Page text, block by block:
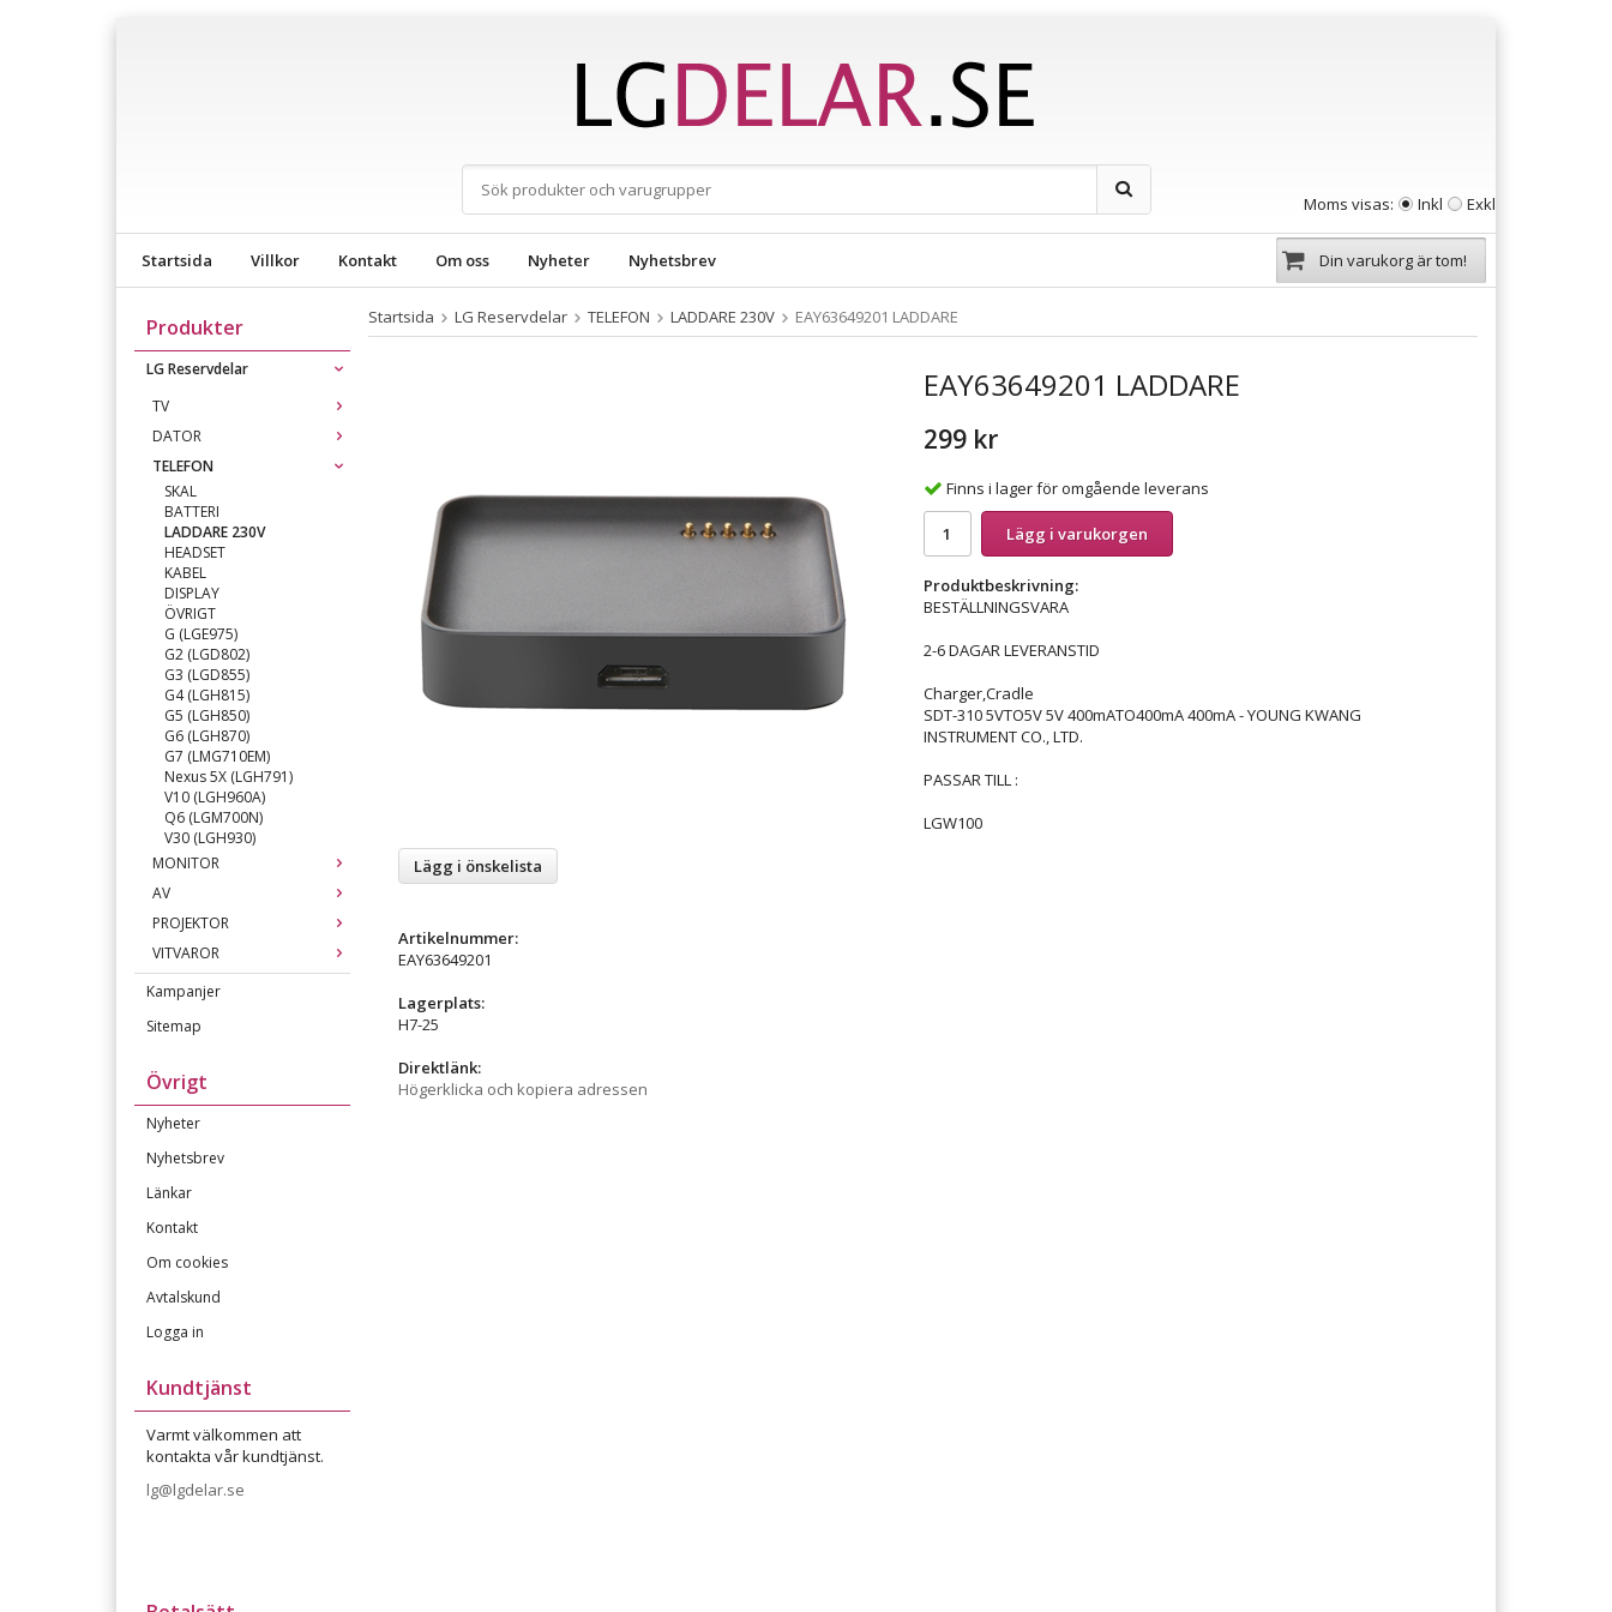
Moms visas: Inkl Exkl
Startsida Villkor Kontakt Om oss Nyheter Nyhetsbrev Din varukorg är tom!
Produkter
LG Reservdelar
TV
DATOR
TELEFON
SKAL
BATTERI
LADDARE 230V
HEADSET
KABEL
DISPLAY
ÖVRIGT
G (LGE975)
G2 (LGD802)
G3 (LGD855)
G4 (LGH815)
G5 (LGH850)
G6 (LGH870)
G7 (LMG710EM)
Nexus 5X (LGH791)
V10 (LGH960A)
Q6 (LGM700N)
V30 (LGH930)
MONITOR
AV
PROJEKTOR
VITVAROR
Kampanjer
Sitemap
Övrigt
Nyheter
Nyhetsbrev
Länkar
Kontakt
Om cookies
Avtalskund
Logga in
Kundtjänst
Varmt välkommen att
kontakta vår kundtjänst.
lg@lgdelar.se
Startsida LG Reservdelar TELEFON LADDARE 230V EAY63649201 LADDARE
EAY63649201 LADDARE
299 kr
Finns i lager för omgående leverans
Lägg i varukorgen
Produktbeskrivning:
BESTÄLLNINGSVARA
2-6 DAGAR LEVERANSTID
Charger,Cradle
SDT-310 5VTO5V 5V 400mATO400mA 400mA - YOUNG KWANG
INSTRUMENT CO., LTD.
PASSAR TILL :
LGW100
Lägg i önskelista
Artikelnummer:
EAY63649201
Lagerplats:
H7-25
Direktlänk:
Högerklicka och kopiera adressen